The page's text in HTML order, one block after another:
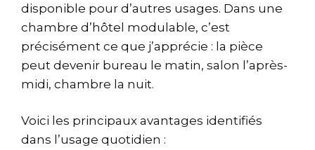
disponible pour d’autres usages. Dans une
chambre d’hôtel modulable, c’est
précisément ce que j’apprécie : la pièce
peut devenir bureau le matin, salon l’après-
midi, chambre la nuit.
Voici les principaux avantages identifiés
dans l’usage quotidien :